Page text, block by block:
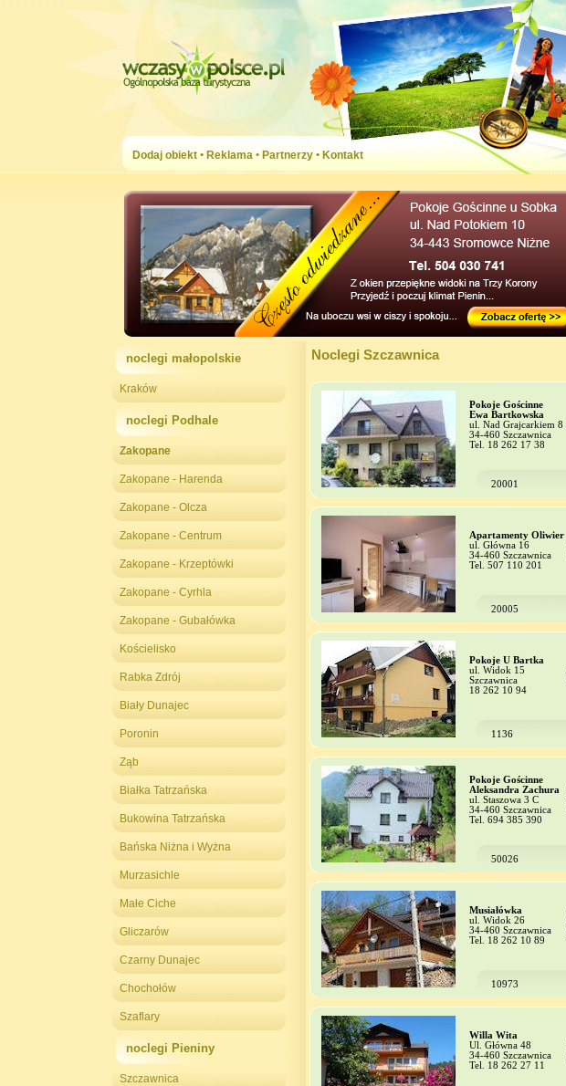
Dodaj obiekt • Reklama • Partnerzy • Kontakt
noclegi małopolskie
Kraków
noclegi Podhale
Zakopane
Zakopane - Harenda
Zakopane - Olcza
Zakopane - Centrum
Zakopane - Krzeptówki
Zakopane - Cyrhla
Zakopane - Gubałówka
Kościelisko
Rabka Zdrój
Biały Dunajec
Poronin
Ząb
Białka Tatrzańska
Bukowina Tatrzańska
Bańska Niżna i Wyżna
Murzasichle
Małe Ciche
Gliczarów
Czarny Dunajec
Chochołów
Szaflary
noclegi Pieniny
Szczawnica
Noclegi Szczawnica
Pokoje Gościnne
Ewa Bartkowska
ul. Nad Grajcarkiem 8
34-460 Szczawnica
Tel. 18 262 17 38
20001
Apartamenty Oliwier
ul. Główna 16
34-460 Szczawnica
Tel. 507 110 201
20005
Pokoje U Bartka
ul. Widok 15
Szczawnica
18 262 10 94
1136
Pokoje Gościnne
Aleksandra Zachura
ul. Staszowa 3 C
34-460 Szczawnica
Tel. 694 385 390
50026
Musiałówka
ul. Widok 26
34-460 Szczawnica
Tel. 18 262 10 89
10973
Willa Wita
Ul. Główna 48
34-460 Szczawnica
Tel. 18 262 27 11